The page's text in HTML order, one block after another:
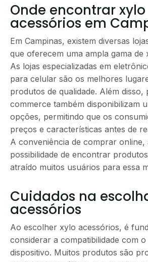
Onde encontrar xylo
acessórios em
Em Campinas, existem diversas
que oferecem uma ampla gama de
As lojas especializadas em
para celular são os melhores
produtos de qualidade. Além disso,
commerce também disponibilizam
opções, permitindo que os
preços e características antes de
A conveniência de comprar online,
possibilidade de encontrar
atraído muitos usuários para essa
Cuidados na
acessórios
Ao escolher xylo acessórios, é
considerar a compatibilidade com
dispositivo. Muitos produtos são